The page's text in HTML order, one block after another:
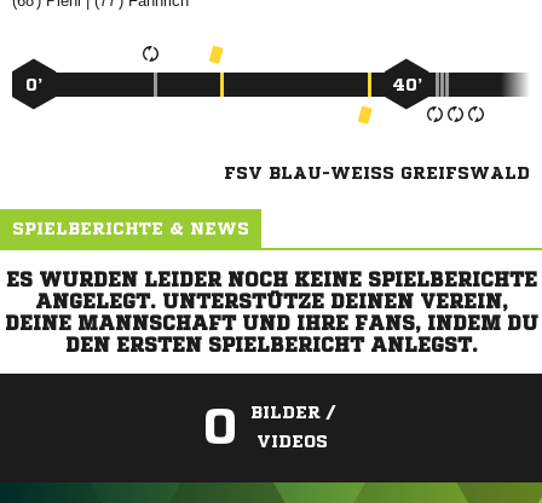
0’ 40’
FSV BLAU-WEISS GREIFSWALD
SPIELBERICHTE & NEWS
ES WURDEN LEIDER NOCH KEINE SPIELBERICHTE
ANGELEGT. UNTERSTÜTZE DEINEN VEREIN,
DEINE MANNSCHAFT UND IHRE FANS, INDEM DU
DEN ERSTEN SPIELBERICHT ANLEGST.
0
BILDER /
VIDEOS